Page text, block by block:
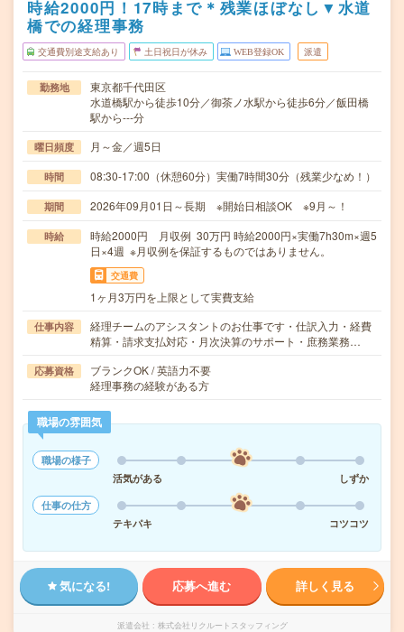
時給2000円！17時まで＊残業ほぼなし▼水道
橋での経理事務
交通費別途支給あり 土日祝日が休み WEB登録OK 派遣
勤務地
東京都千代田区
水道橋駅から徒歩10分／御茶ノ水駅から徒歩6分／飯田橋
駅から---分
曜日頻度 月～金／週5日
時間 08:30-17:00（休憩60分）実働7時間30分（残業少なめ！）
期間 2026年09月01日～長期 ※開始日相談OK ※9月～！
時給
時給2000円 月収例 30万円 時給2000円×実働7h30m×週5
日×4週 ※月収例を保証するものではありません。
交通費
1ヶ月3万円を上限として実費支給
仕事内容
経理チームのアシスタントのお仕事です・仕訳入力・経費
精算・請求支払対応・月次決算のサポート・庶務業務…
応募資格
ブランクOK / 英語力不要
経理事務の経験がある方
職場の雰囲気
職場の様子
活気がある
しずか
仕事の仕方
テキパキ
コツコツ
気になる! 応募へ進む 詳しく見る
派遣会社 株式会社リクルートスタッフィング